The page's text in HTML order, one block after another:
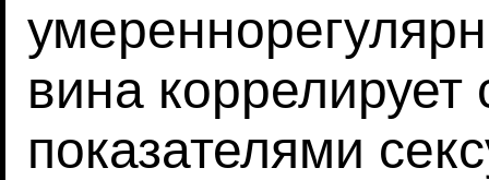
вина
показателями